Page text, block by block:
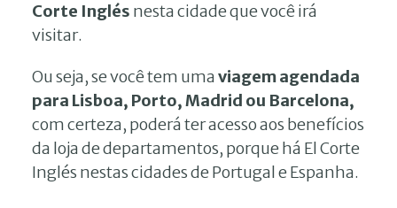
Corte Inglés nesta cidade que você irá
visitar.
Ou seja, se você tem umaviagem agendada
para Lisboa, Porto, Madrid ou Barcelona,
com certeza, poderá ter acesso aos benefícios
da loja de departamentos, porque há El Corte
Inglés nestas cidades de Portugal e Espanha.